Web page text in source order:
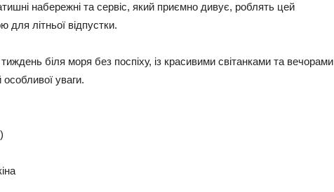
набережні та сервіс, який приємно дивує, роблять цей
для літньої відпустки.
біля моря без поспіху, із красивими світанками та вечорами
уваги.